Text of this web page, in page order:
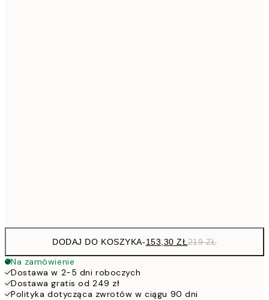
DODAJ DO KOSZYKA-153,30 ZŁ219 ZŁ
Na zamówienie
Dostawa w 2-5 dni roboczych
Dostawa gratis od 249 zł
Polityka dotycząca zwrotów w ciągu 90 dni